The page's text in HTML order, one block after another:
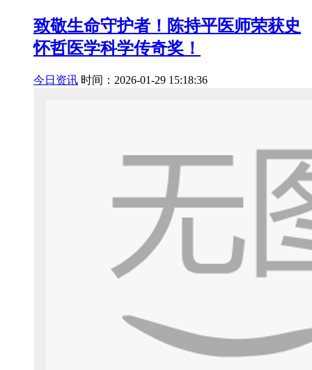
致敬生命守护者！陈持平医师荣获史
怀哲医学科学传奇奖！
今日资讯 时间：2026-01-29 15:18:36